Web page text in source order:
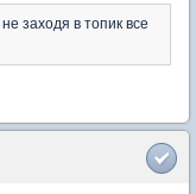
заходя в топик все